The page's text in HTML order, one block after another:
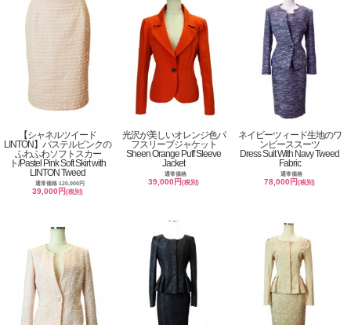
【シャネルツイード
LINTON】パステルピンクの
ふわふわソフトスカー
ト/Pastel Pink Soft Skirt with
LINTON Tweed
通常価格 120,000円
39,000円(税別)
光沢が美しいオレンジ色パ
フスリーブジャケット
Sheen Orange Puff Sleeve
Jacket
通常価格
39,000円(税別)
ネイビーツィード生地のワ
ンピーススーツ
Dress Suit With Navy Tweed
Fabric
通常価格
78,000円(税別)